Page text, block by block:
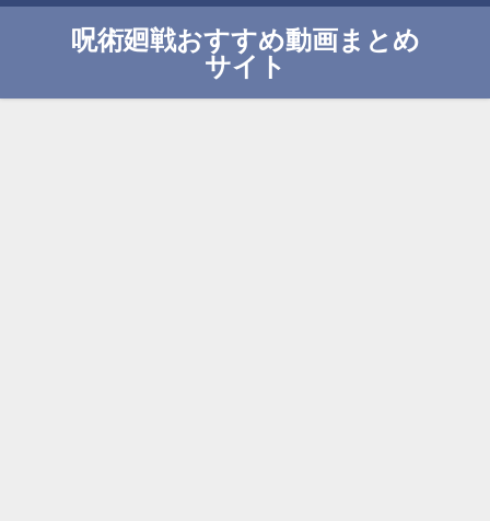
呪術廻戦おすすめ動画まとめ
サイト